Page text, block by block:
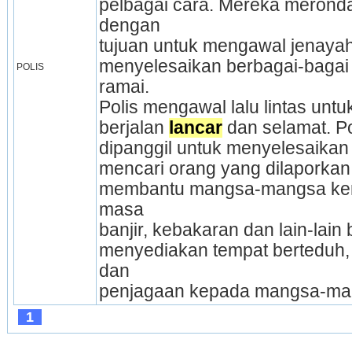
POLIS
pelbagai cara. Mereka
dengan
tujuan untuk mengawal
menyelesaikan berbagai-
ramai.
Polis mengawal lalu lintas
berjalan lancar dan selamat.
dipanggil untuk
mencari orang yang
membantu mangsa-mangsa
masa
banjir, kebakaran dan lain-lain
menyediakan tempat
dan
penjagaan kepada mangsa-
1